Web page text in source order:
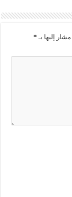
مشار إليها بـ *